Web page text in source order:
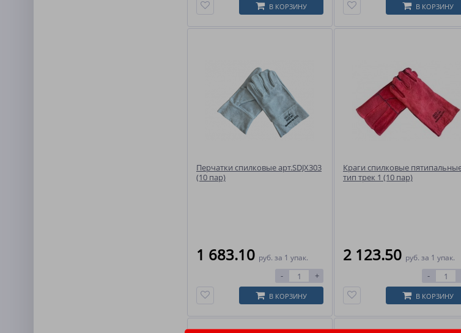
В КОРЗИНУ В КОРЗИНУ
Перчатки спилковые арт.SDJX303
(10 пар)
1 683.10 руб. за 1 упак.
- +
В КОРЗИНУ
Краги спилковые
тип трек 1 (10 пар)
2 123.50 руб. за 1 упак.
-
В КОРЗИНУ